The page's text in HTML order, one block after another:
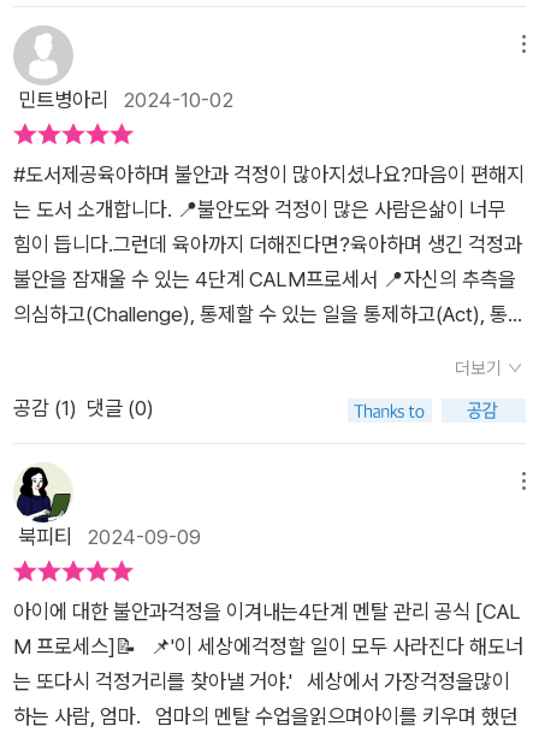
서는 친절함과 감사함이 필수이다. 추가적으로 타인을 배려하고,
스스로 자제력와 인내심을 길러야 한다 감정과 생각을 무분별하
게 표출하면,내 안의 생각과 감정이 타인에게 무자비하게 노출될
수 있기 때문이다.
go: 통제할 수 없는 일은 놓아줘라.○ Master: 마음의 주인이 되
어라. / 17p 『엄마의 멘탈 수업』은 엄마들이 육아를 하면서 느
끼는 불안, 걱정과 같은 부정적인 감정을 스스로 잘 컨트롤할 수
있는 방법을 제시한 책이다. 4단계에 이르는 이 프로세스는 단계
의 첫 글자를 따서 ‘CALM(평온한) 프로세스’라고 부른다. 첫 번
째인 ‘Challenge’는 “자신의 추측을 의심하라”다. 책에서는 불
안과 걱정을 부추기는 부정적인 추측이 엄마의 마음은 물론 육아
에 얼마나 치명적인지를 설명한다. 흥미롭게도 우리의 두뇌는 우
리가 진짜 위험에 처했는지 상상 위험을 겪고 있는지 그 차이를
를 안전하게 지키기 위해 투쟁-도피-경직 반응을 시작하는데, 이
위협이 사실은 추측일 뿐이라면 그저 우리의 건강만 해칠 뿐이다.
돌이켜보면 별 것 아닌 일인데, 쓸데없는 추측과 상상으로 밤을
지새웠던 날들을 생각하니 문득 씁쓸해진다. 따라서 우리는 스
스로에게 질문해볼 필요가 있다. ‘내가 실제로 위험에 처해 있는
가?’ 정말로 위험에 빠진 상황이 아니라면, 의식적으로 생각을 현
인식함으로써 몸과 마음에 이롭게 행동해야 한다. 뿐만 아니라 의
견이 사실인 것처럼 맹목적으로 믿는 실수도 멈춰야 한다. 이를
위해 저자는 혹시나 하는 생각, 최악의 시나리오를 떠올리는 대신
‘사실’만 갖고 판단하는 법에 익숙해져야 한다고 말한다. 그리고
제할 수 없는 것은 놓아주고 마음의 주인이 되는 것을 목표로 하
고 있다. 앞서 말한대로 사실과 의견을 구분하는 것 또한 나의 추
측을 의심하는 행동으로부터 시작된다. 한편 걱정을 유발하는 것
아 때문에 약속시간을 잡기 꽤 어려워진 엄마가 되면서 충족되지
못한 욕구(인간관계)로 외로움을 느끼는 경우가 많은 것 같다. 저
자는 아이를 키우며 조금이나마 여유를 누릴 수 있는 시기에 접어
든다면 새로운 취미나 관심사를 만들라고 조언한다. 주어진 인생
에서 스스로의 정체성을 지켜나가야 엄마 또한 건강할 수 있지 않
지 자기돌봄도 실천해보고 싶었다. 첫 번째로 제시한 ‘거슬리는
추려면 TV, 휴대폰의 음악소리도 낮춰야 한다. 나의 말소리도 줄
이고 혼자만의 고요한 시간을 가짐으로써 이 모든 소음으로부터
불안과 막막함을 차단할 수 있다. 하긴, 자기 직전까지 늘 자극적
인 소음이 끊이지 않는 것이 엄마의 삶이다. 아이들의 칭얼거림과
울음소리, 시끄러운 장난감들과 떠들며 노는 소리, 아이들 싸우는
소리, 거기에 시끄러운 각종 전자 기기까지. 여기에서 해방되는
것이 우선이었다. 또한 ‘세로토닌 수치 높이기’ 도 인상적이다. 언
제든 나 자신의 기분을 나아지게 만들려면 타인에게 친절을 베풀
민트병아리 2024-10-02
#도서제공육아하며 불안과 걱정이 많아지셨나요?마음이 편해지
는 도서 소개합니다. 📍불안도와 걱정이 많은 사람은삶이 너무
힘이 듭니다.그런데 육아까지 더해진다면?육아하며 생긴 걱정과
불안을 잠재울 수 있는 4단계 CALM프로세서 📍자신의 추측을
의심하고(Challenge), 통제할 수 있는 일을 통제하고(Act), 통제
ter)의각 앞글자를 따 CALM(평온한) 프로세스라고 부릅니다.
📍각 장에는 그 분야에서 느껴질 수 있는상황과 예시를 적었는데
저 찾아보고 읽은 후 익숙해지면다음 것을 하나씩 시도해보길 권
해드려요~ 📍더 잘하고 싶고 잘 키우고 싶어서..나처럼 크지 않
았으면 하는 마음에하나, 둘 하다보니 내 불안이 더 증폭되고걱정
을 보아도 편하게 육아하는 분들은1. 내가 마음편하고2. 내 생각
이 간결해야3. 뇌도 맑아지고 아이에게 더 신경쓸 수 있다 합니
다. 📍뭐든 과하면 부족함만 못하다합니다.인사이드아웃2 에세
나왔듯 걱정과 불안은사람을 앞으로 나아가게하는 원동력이지만
더보기
공감 (1) 댓글 (0)
북피티 2024-09-09
아이에 대한 불안과걱정을 이겨내는4단계 멘탈 관리 공식 [CAL
M 프로세스]📝⠀📌'이 세상에걱정할 일이 모두 사라진다 해도너
는 또다시 걱정거리를 찾아낼 거야.'⠀세상에서 가장걱정을많이
하는 사람, 엄마.⠀엄마의 멘탈 수업을읽으며아이를 키우며 했던